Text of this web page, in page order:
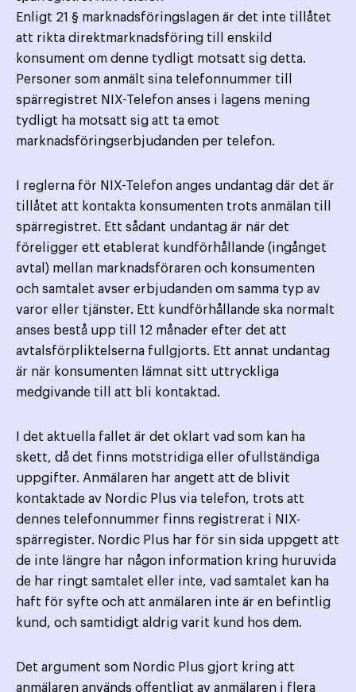
Enligt 21 § marknadsföringslagen är det inte tillåtet
att rikta direktmarknadsföring till enskild
konsument om denne tydligt motsatt sig detta.
Personer som anmält sina telefonnummer till
spärregistret NIX-Telefon anses i lagens mening
tydligt ha motsatt sig att ta emot
marknadsföringserbjudanden per telefon.
I reglerna för NIX-Telefon anges undantag där det är
tillåtet att kontakta konsumenten trots anmälan till
spärregistret. Ett sådant undantag är när det
föreligger ett etablerat kundförhållande (ingånget
avtal) mellan marknadsföraren och konsumenten
och samtalet avser erbjudanden om samma typ av
varor eller tjänster. Ett kundförhållande ska normalt
anses bestå upp till 12 månader efter det att
avtalsförpliktelserna fullgjorts. Ett annat undantag
är när konsumenten lämnat sitt uttryckliga
medgivande till att bli kontaktad.
I det aktuella fallet är det oklart vad som kan ha
skett, då det finns motstridiga eller ofullständiga
uppgifter. Anmälaren har angett att de blivit
kontaktade av Nordic Plus via telefon, trots att
dennes telefonnummer finns registrerat i NIX-
spärregister. Nordic Plus har för sin sida uppgett att
de inte längre har någon information kring huruvida
de har ringt samtalet eller inte, vad samtalet kan ha
haft för syfte och att anmälaren inte är en befintlig
kund, och samtidigt aldrig varit kund hos dem.
Det argument som Nordic Plus gjort kring att
anmälaren används offentligt av anmälaren i flera